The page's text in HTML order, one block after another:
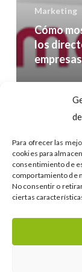
Para ofrecer las
cookies para
consentimiento de
comportamiento de
No consentir o
ciertas
Marketing
Cómo
los
empresas
Categories